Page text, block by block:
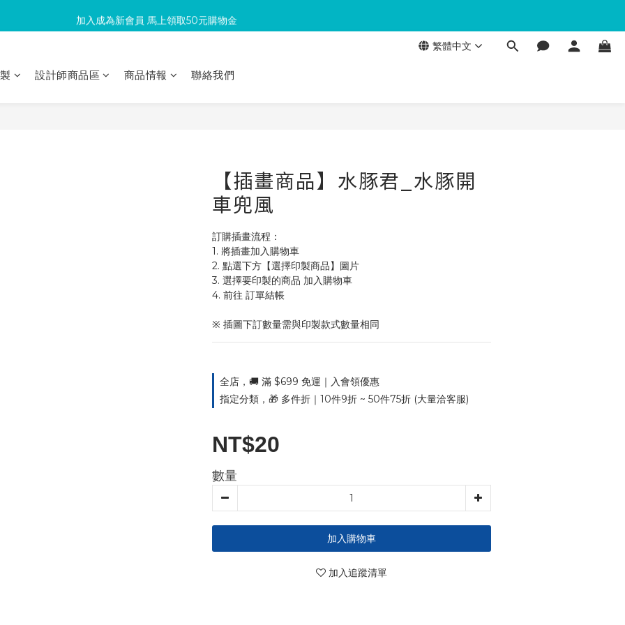
滿300回饋10%購物金
加入成為新會員 馬上領取50元購物金
繁體中文
設計師商品區 商品情報 聯絡我們
【插畫商品】水豚君_水豚開
車兜風
訂購插畫流程：
1. 將插畫加入購物車
2. 點選下方【選擇印製商品】圖片
3. 選擇要印製的商品 加入購物車
4. 前往 訂單結帳
※ 插圖下訂數量需與印製款式數量相同
全店，🚚 滿 $699 免運｜入會領優惠
指定分類，🎁 多件折｜10件9折 ~ 50件75折 (大量洽客服)
NT$20
數量
加入購物車
加入追蹤清單